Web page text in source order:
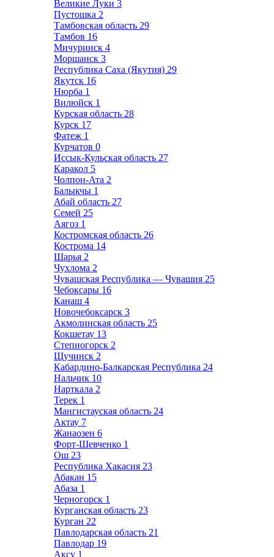
Великие Луки 3
Пустошка 2
Тамбовская область 29
Тамбов 16
Мичуринск 4
Моршанск 3
Республика Саха (Якутия) 29
Якутск 16
Нюрба 1
Вилюйск 1
Курская область 28
Курск 17
Фатеж 1
Курчатов 0
Иссык-Кульская область 27
Каракол 5
Чолпон-Ата 2
Балыкчы 1
Абай область 27
Семей 25
Аягоз 1
Костромская область 26
Кострома 14
Шарья 2
Чухлома 2
Чувашская Республика — Чувашия 25
Чебоксары 16
Канаш 4
Новочебоксарск 3
Акмолинская область 25
Кокшетау 13
Степногорск 2
Щучинск 2
Кабардино-Балкарская Республика 24
Нальчик 10
Нарткала 2
Терек 1
Мангистауская область 24
Актау 7
Жанаозен 6
Форт-Шевченко 1
Ош 23
Республика Хакасия 23
Абакан 15
Абаза 1
Черногорск 1
Курганская область 23
Курган 22
Павлодарская область 21
Павлодар 19
Аксу 1